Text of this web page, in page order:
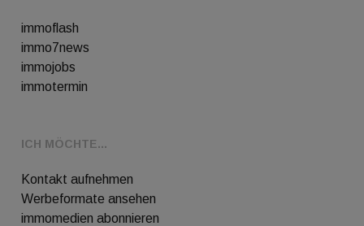
immoflash
immo7news
immojobs
immotermin
ICH MÖCHTE...
Kontakt aufnehmen
Werbeformate ansehen
immomedien abonnieren